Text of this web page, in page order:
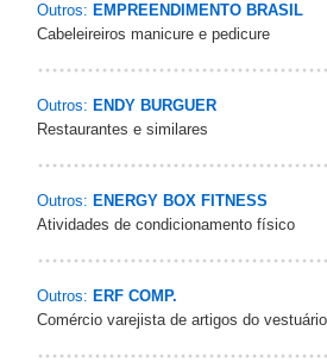
Outros: EMPREENDIMENTO BRASIL
Cabeleireiros manicure e pedicure
Outros: ENDY BURGUER
Restaurantes e similares
Outros: ENERGY BOX FITNESS
Atividades de condicionamento físico
Outros: ERF COMP.
Comércio varejista de artigos do